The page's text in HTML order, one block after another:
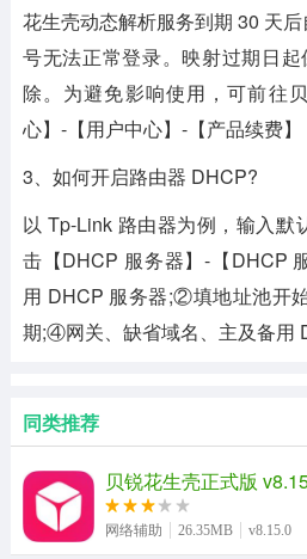
花生壳动态解析服务到期 30 天
号无法正常登录。映射过期日
除。为避免影响使用，可前往
心】-【用户中心】-【产品续费】
3、如何开启路由器 DHCP?
以 Tp-Link 路由器为例，输入默
击【DHCP 服务器】-【DHCP
用 DHCP 服务器;②填地址池开
期;④网关、缺省域名、主及备用
同类推荐
贝锐花生壳正式版
网络辅助 26.35MB v8.15.0